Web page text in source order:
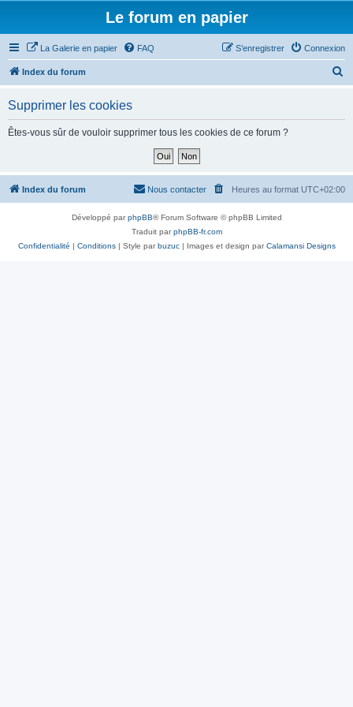
Le forum en papier
La Galerie en papier FAQ Connexion
S’enregistrer
Index du forum
h
Supprimer les cookies
Êtes-vous sûr de vouloir supprimer tous les cookies de ce forum ?
Index du forum Heures au format UTC+02:00
Nous contacter
Développé parphpBB® Forum Software © phpBB Limited
Traduit parphpBB-fr.com
Confidentialité | Conditions| Style parbuzuc| Images et design parCalamansi Designs